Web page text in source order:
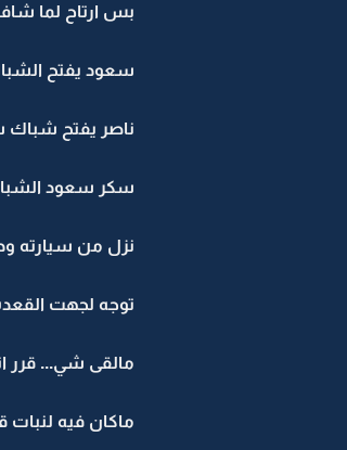
بس ارتاح لما
سعود يفتح
ناصر يفتح شباك
سكر سعود
نزل من سيارته
توجه لجهت
مالقى شي... قرر
ماكان فيه لنبات